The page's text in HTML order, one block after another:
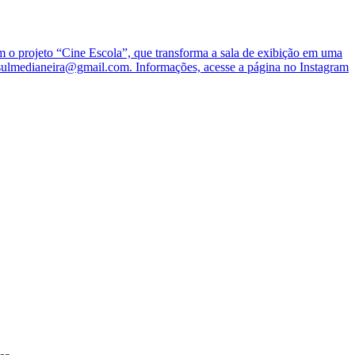
projeto “Cine Escola”, que transforma a sala de exibição em uma
Informações, acesse a página no Instagram